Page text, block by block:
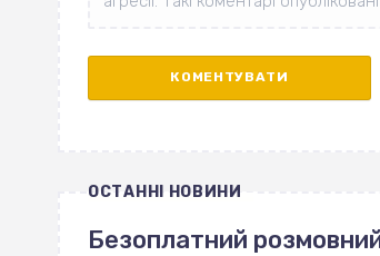
ОСТАННІ НОВИНИ
Безоплатний